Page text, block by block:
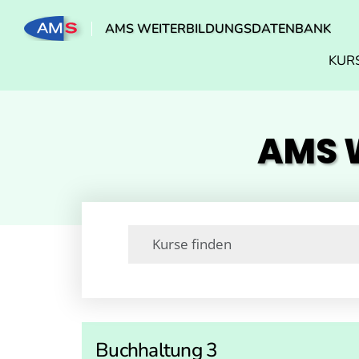
AMS WEITERBILDUNGSDATENBANK
AMS
Buchhaltung 3